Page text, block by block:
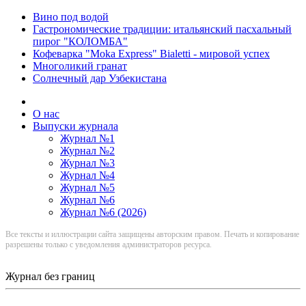
Вино под водой
Гастрономические традиции: итальянский пасхальный
пирог "КОЛОМБА"
Кофеварка "Moka Express" Bialetti - мировой успех
Многоликий гранат
Солнечный дар Узбекистана
О нас
Выпуски журнала
Журнал №1
Журнал №2
Журнал №3
Журнал №4
Журнал №5
Журнал №6
Журнал №6 (2026)
Все тексты и иллюстрации сайта защищены авторским правом. Печать и копирование
разрешены только с уведомления администраторов ресурса.
Журнал без границ